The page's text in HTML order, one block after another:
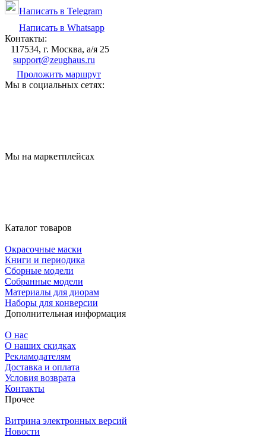
Написать в Telegram
Написать в Whatsapp
Контакты:
117534, г. Москва, а/я 25
support@zeughaus.ru
Проложить маршрут
Мы в социальных сетях:
Мы на маркетплейсах
Каталог товаров
Окрасочные маски
Книги и периодика
Сборные модели
Собранные модели
Материалы для диорам
Наборы для конверсии
Дополнительная информация
О нас
О наших скидках
Рекламодателям
Доставка и оплата
Условия возврата
Контакты
Прочее
Витрина электронных версий
Новости